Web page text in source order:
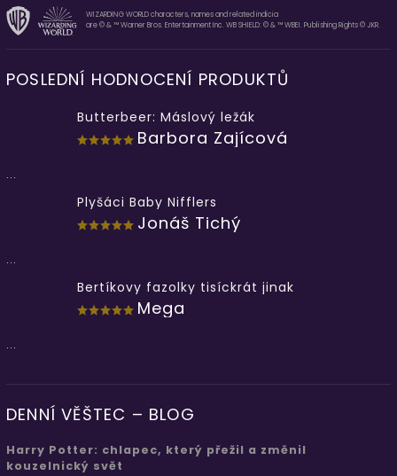
WIZARDING WORLD characters, names and related indicia
are © & ™ Warner Bros. Entertainment Inc. WB SHIELD: © & ™ WBEI. Publishing Rights © JKR.
POSLEDNÍ HODNOCENÍ PRODUKTŮ
Butterbeer: Máslový ležák
Barbora Zajícová
...
Plyšáci Baby Nifflers
Jonáš Tichý
...
Bertíkovy fazolky tisíckrát jinak
Mega
...
DENNÍ VĚŠTEC – BLOG
Harry Potter: chlapec, který přežil a změnil
kouzelnický svět